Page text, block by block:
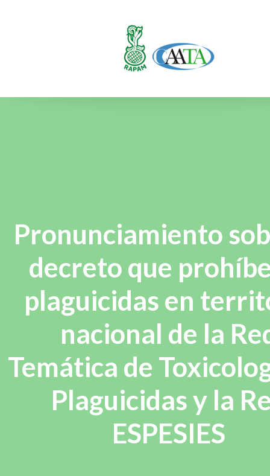
Pronunciamiento
decreto que
plaguicidas en
nacional de la
Temática de
Plaguicidas y la
ESPESIES